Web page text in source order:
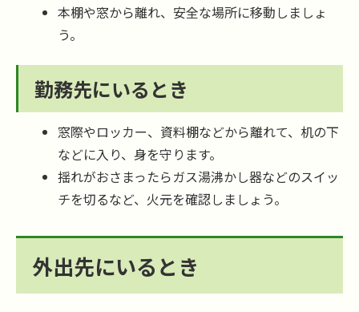
本棚や窓から離れ、安全な場所に移動しましょ
う。
勤務先にいるとき
窓際やロッカー、資料棚などから離れて、机の下
などに入り、身を守ります。
揺れがおさまったらガス湯沸かし器などのスイッ
チを切るなど、火元を確認しましょう。
外出先にいるとき